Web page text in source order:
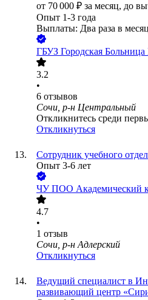
от 70 000 ₽ за месяц, до
Опыт 1-3 года
Выплаты: Два раза в месяц
ГБУЗ Городская
3.2
•
6 отзывов
Сочи, р-н Центральный
Откликнитесь среди
Откликнуться
Сотрудник учебного
Опыт 3-6 лет
ЧУ ПОО Академический
4.7
•
1 отзыв
Сочи, р-н Адлерский
Откликнуться
Ведущий специалист в
развивающий центр